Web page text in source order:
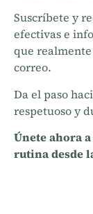
Suscríbete y
efectivas e
que
correo.
Da el paso
respetuoso y
Únete ahora
rutina desde